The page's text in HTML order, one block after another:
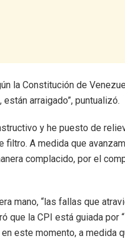
la Constitución de
arraigado”, puntualizó.
y he puesto de
filtro. A medida que
complacido, por el
mano, “las fallas que
que la CPI está guiada por
este momento, a medida